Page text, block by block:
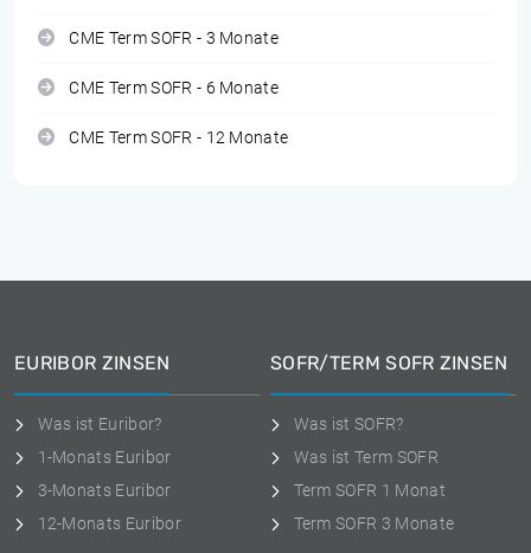
CME Term SOFR - 3 Monate
CME Term SOFR - 6 Monate
CME Term SOFR - 12 Monate
EURIBOR ZINSEN
Was ist Euribor?
1-Monats Euribor
3-Monats Euribor
12-Monats Euribor
SOFR/TERM SOFR ZINSEN
Was ist SOFR?
Was ist Term SOFR
Term SOFR 1 Monat
Term SOFR 3 Monate